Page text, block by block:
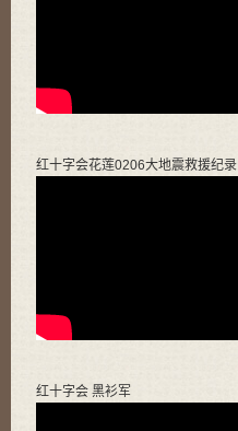
红十字会花莲0206大地震救援纪录
红十字会 黑衫军